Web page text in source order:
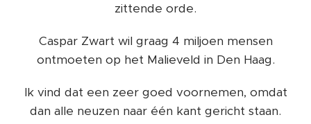
zittende orde.
Caspar Zwart wil graag 4 miljoen mensen
ontmoeten op het Malieveld in Den Haag.
Ik vind dat een zeer goed voornemen, omdat
dan alle neuzen naar één kant gericht staan.